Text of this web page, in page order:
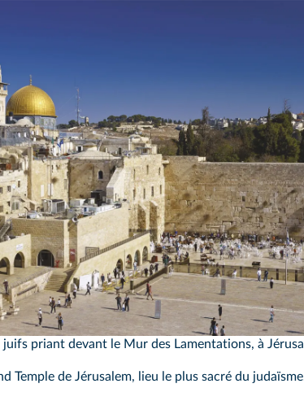
Alamy
juifs priant devant le Mur des Lamentations, à
Temple de Jérusalem, lieu le plus sacré du